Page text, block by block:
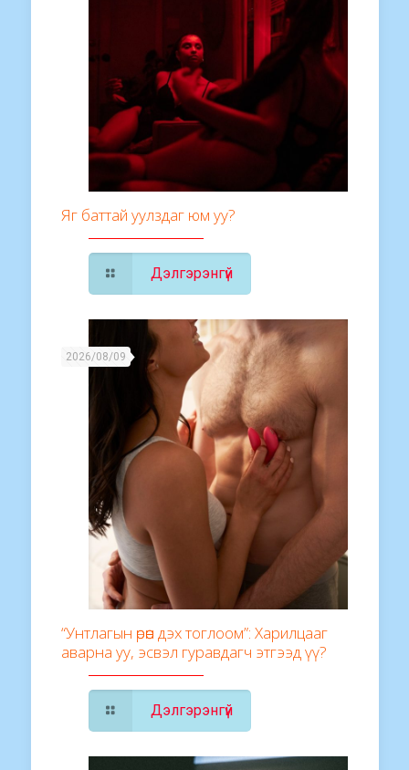
Яг баттай уулздаг юм уу?
Дэлгэрэнгүй
2026/08/09
“Унтлагын өрөөн дэх тоглоом”: Харилцааг
аварна уу, эсвэл гуравдагч этгээд үү?
Дэлгэрэнгүй